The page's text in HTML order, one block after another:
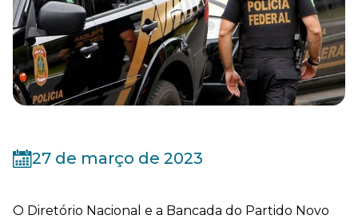
27 de março de 2023
O Diretório Nacional e a Bancada do Partido Novo